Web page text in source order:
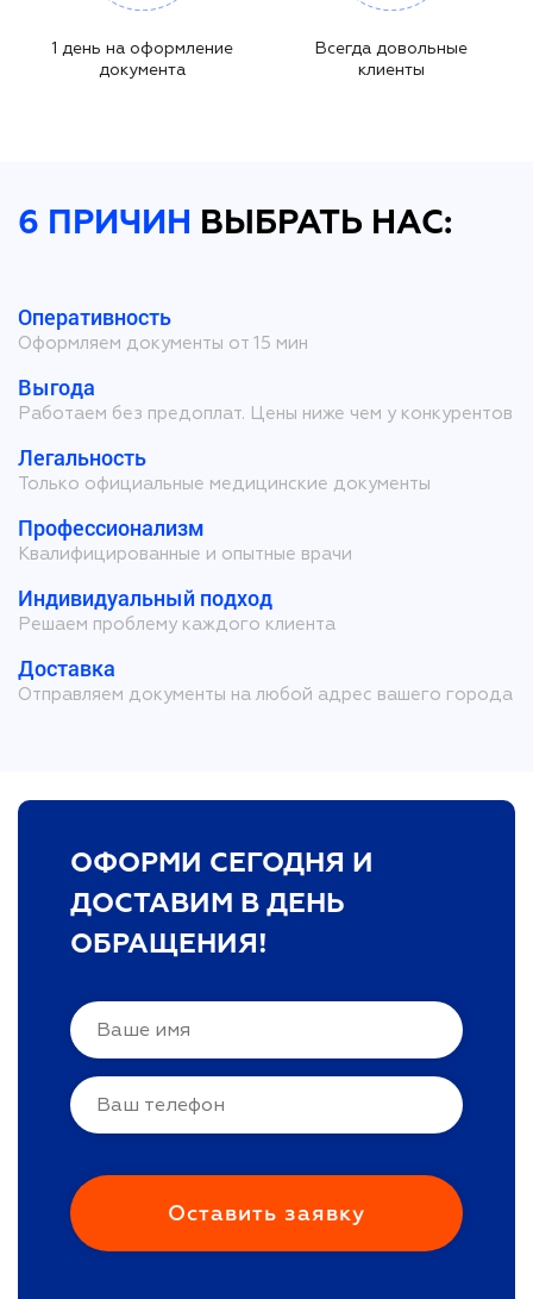
1 день на оформление
документа
Всегда довольные
клиенты
6 ПРИЧИН ВЫБРАТЬ НАС:
Оперативность
Оформляем документы от 15 мин
Выгода
Работаем без предоплат. Цены ниже чем у конкурентов
Легальность
Только официальные медицинские документы
Профессионализм
Квалифицированные и опытные врачи
Индивидуальный подход
Решаем проблему каждого клиента
Доставка
Отправляем документы на любой адрес вашего города
ОФОРМИ СЕГОДНЯ И
ДОСТАВИМ В ДЕНЬ
ОБРАЩЕНИЯ!